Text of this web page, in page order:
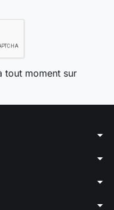
tout moment sur
arrow_drop_down
arrow_drop_down
arrow_drop_down
arrow_drop_down